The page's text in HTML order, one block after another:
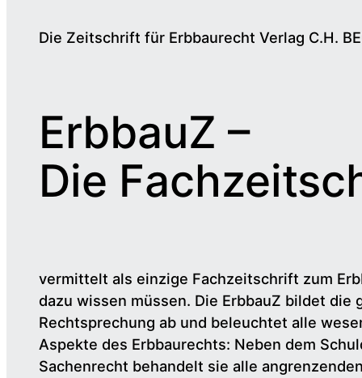
Die Zeitschrift für Erbbaurecht Verlag C.H.
ErbbauZ –
Die
vermittelt als einzige Fachzeitschrift zum
dazu wissen müssen. Die ErbbauZ bildet die
Rechtsprechung ab und beleuchtet alle
Aspekte des Erbbaurechts: Neben dem
Sachenrecht behandelt sie alle